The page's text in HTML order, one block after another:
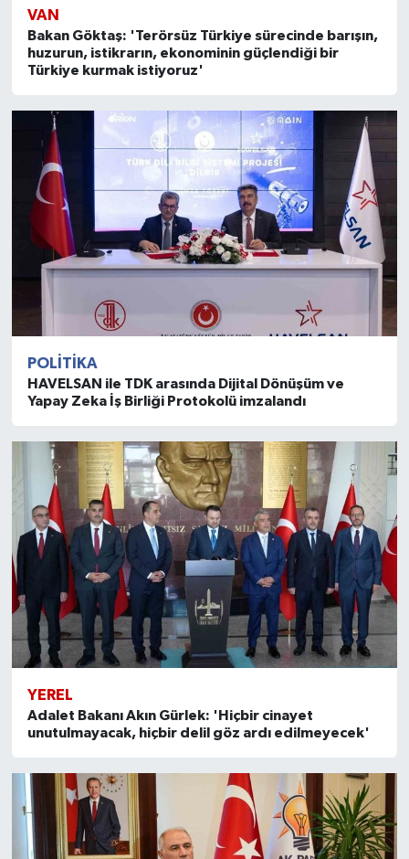
VAN
Bakan Göktaş: 'Terörsüz Türkiye sürecinde barışın,
huzurun, istikrarın, ekonominin güçlendiği bir
Türkiye kurmak istiyoruz'
POLITIKA
HAVELSAN ile TDK arasında Dijital Dönüşüm ve
Yapay Zeka İş Birliği Protokolü imzalandı
YEREL
Adalet Bakanı Akın Gürlek: 'Hiçbir cinayet
unutulmayacak, hiçbir delil göz ardı edilmeyecek'